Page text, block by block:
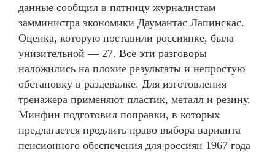
данные сообщил в пятницу журналистам
замминистра экономики Даумантас Лапинскас.
Оценка, которую поставили россиянке, была
унизительной — 27. Все эти разговоры
наложились на плохие результаты и непростую
обстановку в раздевалке. Для изготовления
тренажера применяют пластик, металл и резину.
Минфин подготовил поправки, в которых
предлагается продлить право выбора варианта
пенсионного обеспечения для россиян 1967 года